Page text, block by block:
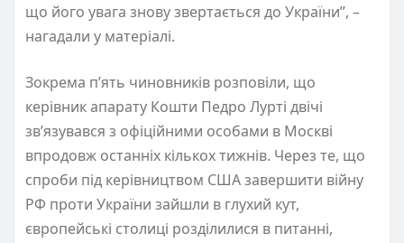
що його увага знову звертається до України”, –
нагадали у матеріалі.
Зокрема пʼять чиновників розповіли, що
керівник апарату Кошти Педро Лурті двічі
звʼязувався з офіційними особами в Москві
впродовж останніх кількох тижнів. Через те, що
спроби під керівництвом США завершити війну
РФ проти України зайшли в глухий кут,
європейські столиці розділилися в питанні,